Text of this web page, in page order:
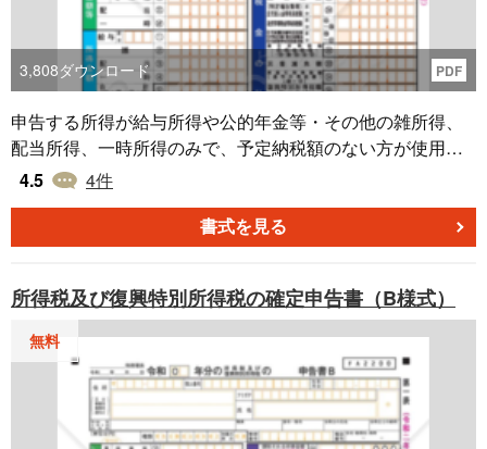
3,808ダウンロード PDF
申告する所得が給与所得や公的年金等・その他の雑所得、
配当所得、一時所得のみで、予定納税額のない方が使用で
きます。※ 前年分から繰り越された損失額を本年分から差
4.5 4件
書式を見る
所得税及び復興特別所得税の確定申告書（B様式）
無料